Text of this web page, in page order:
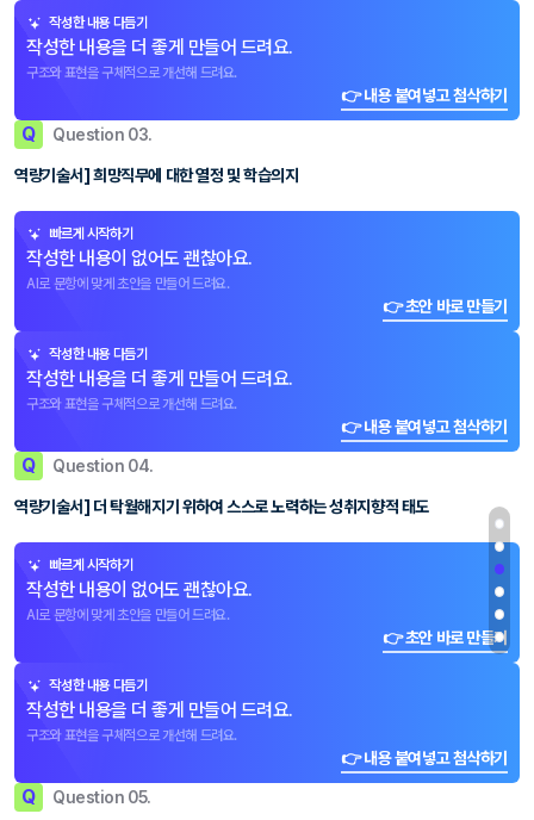
작성한 내용 다듬기
작성한 내용을 더 좋게 만들어 드려요.
구조와 표현을 구체적으로 개선해 드려요.
👉 내용 붙여넣고 첨삭하기
Q Question 03.
역량기술서] 희망직무에 대한 열정 및 학습의지
빠르게 시작하기
작성한 내용이 없어도 괜찮아요.
AI로 문항에 맞게 초안을 만들어 드려요.
👉 초안 바로 만들기
작성한 내용 다듬기
작성한 내용을 더 좋게 만들어 드려요.
구조와 표현을 구체적으로 개선해 드려요.
👉 내용 붙여넣고 첨삭하기
Q Question 04.
역량기술서] 더 탁월해지기 위하여 스스로 노력하는 성취지향적 태도
빠르게 시작하기
작성한 내용이 없어도 괜찮아요.
AI로 문항에 맞게 초안을 만들어 드려요.
👉 초안 바로 만들기
작성한 내용 다듬기
작성한 내용을 더 좋게 만들어 드려요.
구조와 표현을 구체적으로 개선해 드려요.
👉 내용 붙여넣고 첨삭하기
Q Question 05.